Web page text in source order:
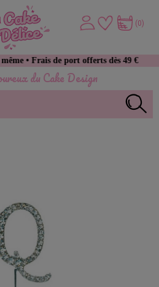
du Cake Design
• Frais de port offerts dès 49 € d’achat
(0)